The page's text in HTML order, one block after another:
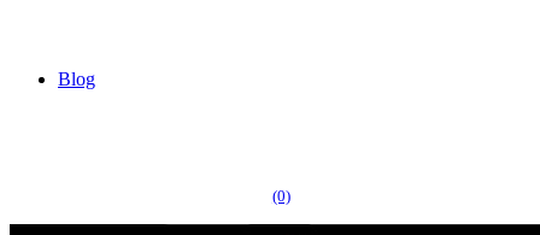
Blog
(0)